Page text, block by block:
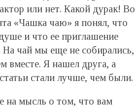
или нет. Какой дурак! Во
«Чашка чаю» я понял, что
и что ее приглашение
На чай мы еще не собирались,
вместе. Я нашел друга, а
стали лучше, чем были.
на мысль о том, что вам